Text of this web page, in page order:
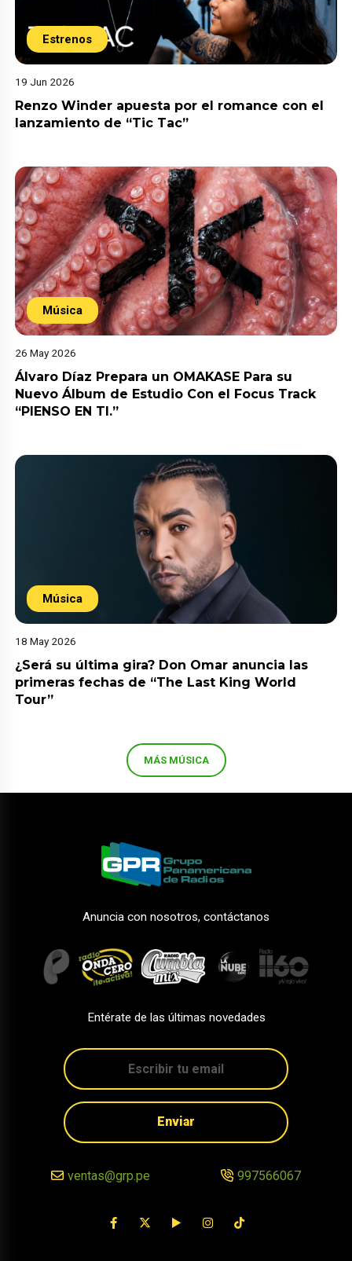
Estrenos
19 Jun 2026
Renzo Winder apuesta por el romance con el
lanzamiento de “Tic Tac”
Música
26 May 2026
Álvaro Díaz Prepara un OMAKASE Para su
Nuevo Álbum de Estudio Con el Focus Track
“PIENSO EN TI.”
Música
18 May 2026
¿Será su última gira? Don Omar anuncia las
primeras fechas de “The Last King World
Tour”
MÁS MÚSICA
Anuncia con nosotros, contáctanos
Entérate de las últimas novedades
Enviar
ventas@grp.pe 997566067